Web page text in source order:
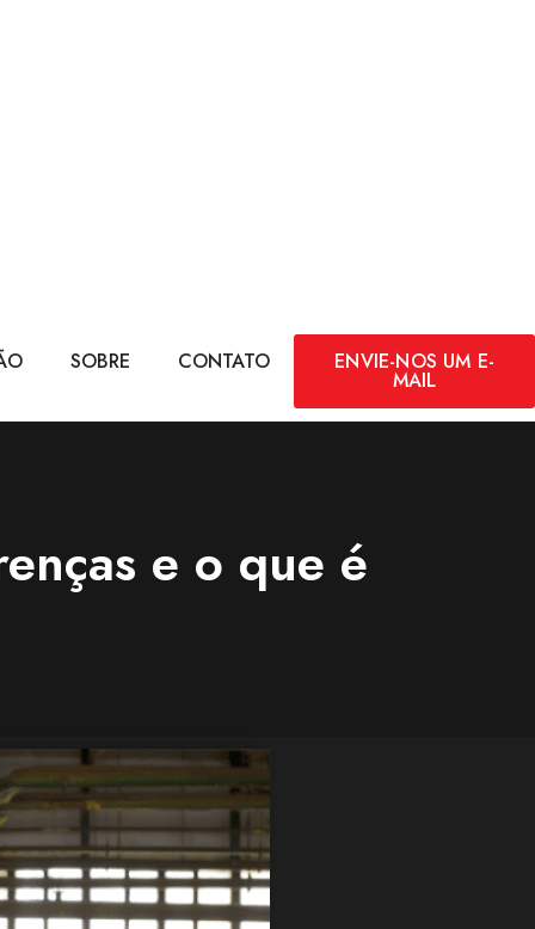
SOBRE CONTATO ENVIE-NOS UM E-
MAIL
e o que é